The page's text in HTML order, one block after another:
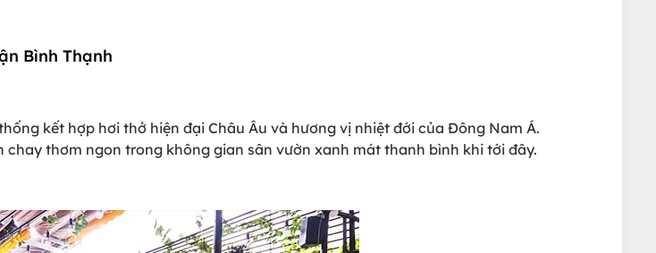
Bình Thạnh
kết hợp hơi thở hiện đại Châu Âu và hương vị nhiệt đới của Đông Nam Á.
thơm ngon trong không gian sân vườn xanh mát thanh bình khi tới đây.